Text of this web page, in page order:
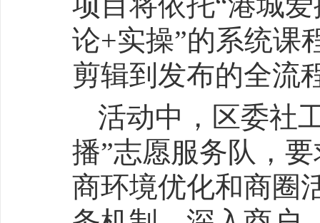
论+实操”的系统课
剪辑到发布的全流
活动中，区委社
播”志愿服务队，
商环境优化和商圈